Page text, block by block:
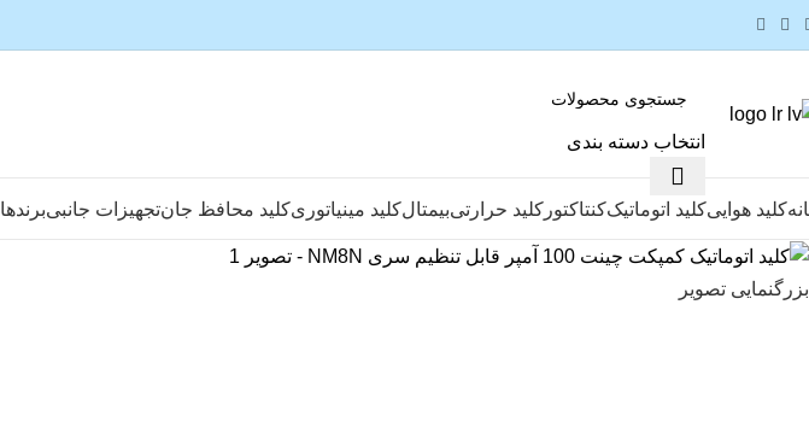
انتخاب دسته بندی
کلید هواییکلید اتوماتیککنتاکتور کلید حرارتیبیمتالکلید مینیاتوریکلید محافظ جانتجهیزات جانبیبرندها
بزرگنمایی تصویر